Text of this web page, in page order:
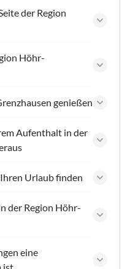
der Region
Höhr-
genießen
Aufenthalt in der
Urlaub finden
der Region Höhr-
eine
ist